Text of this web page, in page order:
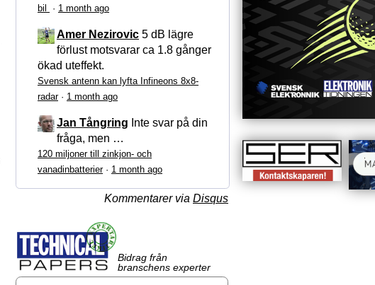
bil
· 1 month ago
Amer Nezirovic 5 dB lägre
förlust motsvarar ca 1.8 gånger
ökad uteffekt.
Svensk antenn kan lyfta Infineons 8x8-
radar· 1 month ago
Jan Tångring Inte svar på din
fråga, men …
120 miljoner till zinkjon- och
vanadinbatterier· 1 month ago
Kommentarer via Disqus
Bidrag från
branschens experter